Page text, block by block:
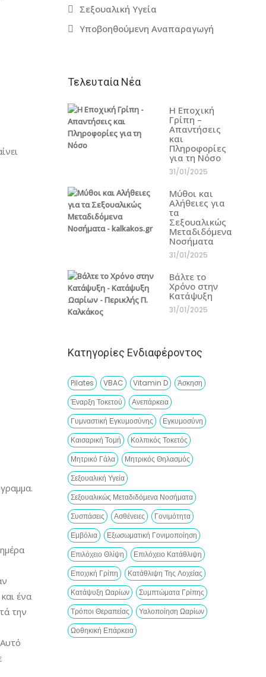
ένα
την
Σεξουαλική Υγεία
Υποβοηθούμενη Αναπαραγωγή
Τελευταία Νέα
Η Εποχική
Γρίπη –
Απαντήσεις
και
Πληροφορίες
για τη Νόσο
31/01/2025
Μύθοι και
Αλήθειες για
τα
Σεξουαλικώς
Μεταδιδόμενα
Νοσήματα
31/01/2025
Βάλτε το
Χρόνο στην
Κατάψυξη
31/01/2025
Κατηγορίες Ενδιαφέροντος
Pilates VBAC Vitamin D
Άσκηση
Έναρξη Τοκετού
Ανεπάρκεια
Γυμναστική Εγκυμοσύνης
Εγκυμοσύνη
Καισαρική Τομή
Κολπικός Τοκετός
Μητρικό Γάλα
Μητρικός Θηλασμός
Σεξουαλική Υγεία
Σεξουαλικώς Μεταδιδόμενα Νοσήματα
Συσπάσεις
Ασθένειες
Γονιμότητα
Εμβόλια
Εξωσωματική Γονιμοποίηση
Επιλόχειο Θλίψη
Επιλόχειο Κατάθλιψη
Εποχική Γρίπη
Κατάθλιψη Της Λοχείας
Κατάψυξη Ωαρίων
Συμπτώματα Γρίπης
Τρόποι Θεραπείας
Υαλοποίηση Ωαρίων
Ωοθηκική Επάρκεια